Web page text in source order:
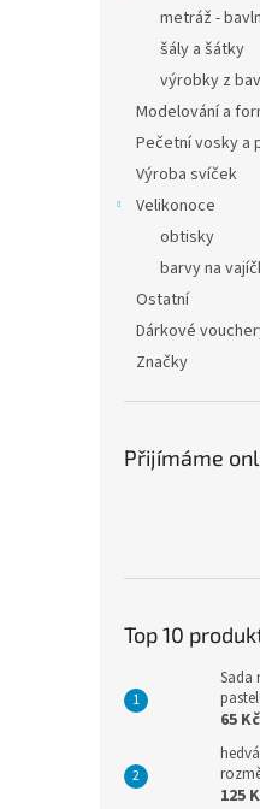
metráž -
šály a šátky
výrobky z
Modelování a
Pečetní vosky a
Výroba svíček
Velikonoce
obtisky
barvy na
Ostatní
Dárkové
Značky
Přijímáme
Top 10
Sada
65 Kč
125